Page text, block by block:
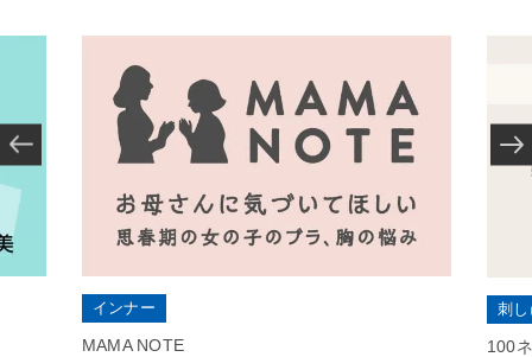
インナー
MAMA NOTE
刺
100